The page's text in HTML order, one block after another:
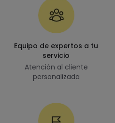
Equipo de expertos a tu
servicio
Atención al cliente
personalizada